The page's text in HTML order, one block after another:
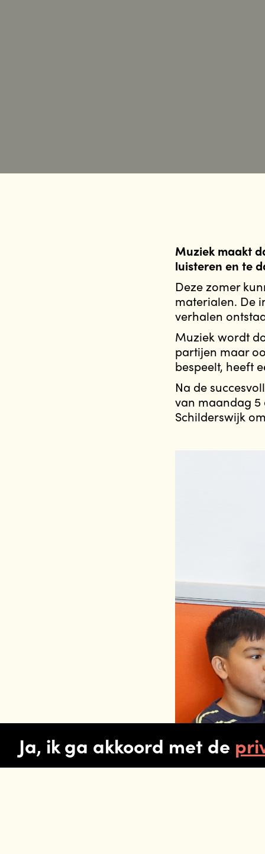
Ja, ik ga akkoord met de
Muziek maakt
luisteren en te
Deze zomer
materialen. De
verhalen
Muziek wordt
partijen maar
bespeelt, heeft
Na de
van maandag 5
Schilderswijk